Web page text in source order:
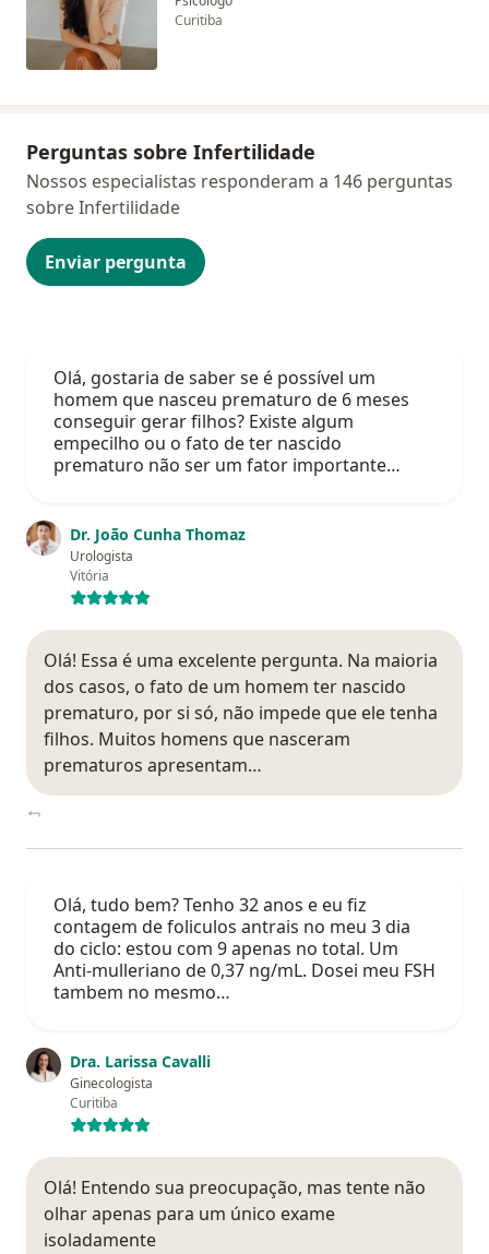
Curitiba
Perguntas sobre Infertilidade
Enviar pergunta
Nossos especialistas responderam a 146 perguntas
sobre Infertilidade
Olá, gostaria de saber se é possível um
homem que nasceu prematuro de 6 meses
conseguir gerar filhos? Existe algum
empecilho ou o fato de ter nascido
prematuro não ser um fator importante…
Dr. João Cunha Thomaz
Urologista
Vitória
Olá! Essa é uma excelente pergunta. Na maioria
dos casos, o fato de um homem ter nascido
prematuro, por si só, não impede que ele tenha
filhos. Muitos homens que nasceram
prematuros apresentam…
Olá, tudo bem? Tenho 32 anos e eu fiz
contagem de foliculos antrais no meu 3 dia
do ciclo: estou com 9 apenas no total. Um
Anti-mulleriano de 0,37 ng/mL. Dosei meu FSH
tambem no mesmo…
Dra. Larissa Cavalli
Ginecologista
Curitiba
Olá! Entendo sua preocupação, mas tente não
olhar apenas para um único exame
isoladamente